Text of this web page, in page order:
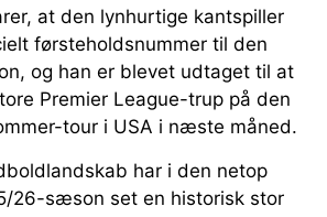
at den lynhurtige kantspiller
førsteholdsnummer til den
og han er blevet udtaget til at
Premier League-trup på den
tour i USA i næste måned.
har i den netop
26-sæson set en historisk stor